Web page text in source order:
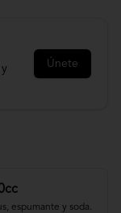
Únete
espumante y soda.